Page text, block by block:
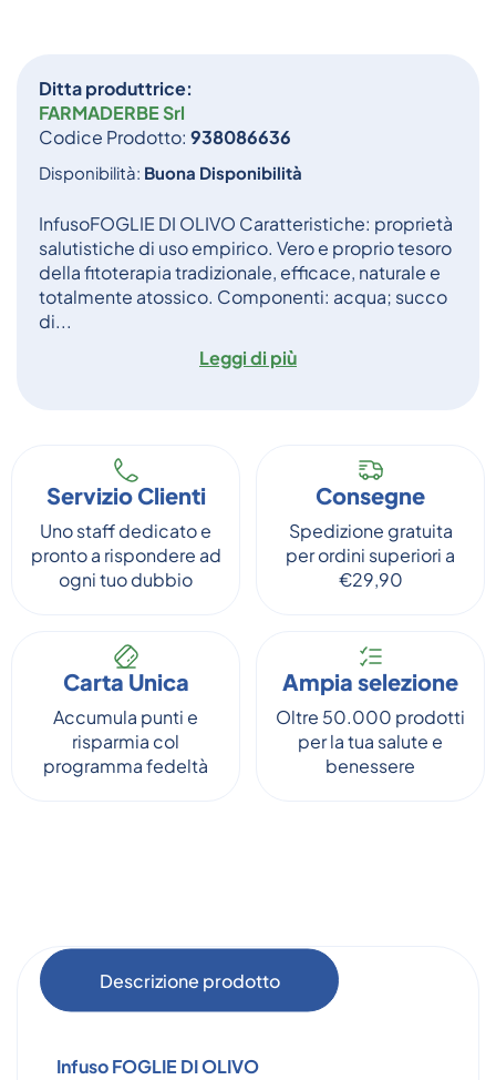
Ditta produttrice:
FARMADERBE Srl
Codice Prodotto: 938086636
Disponibilità: Buona Disponibilità
InfusoFOGLIE DI OLIVO Caratteristiche: proprietà
salutistiche di uso empirico. Vero e proprio tesoro
della fitoterapia tradizionale, efficace, naturale e
totalmente atossico. Componenti: acqua; succo
di...
Leggi di più
Servizio Clienti
Uno staff dedicato e
pronto a rispondere ad
ogni tuo dubbio
Consegne
Spedizione gratuita
per ordini superiori a
€29,90
Carta Unica
Accumula punti e
risparmia col
programma fedeltà
Ampia selezione
Oltre 50.000 prodotti
per la tua salute e
benessere
Descrizione prodotto
InfusoFOGLIE DI OLIVO